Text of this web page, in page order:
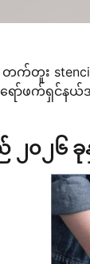
က်တူး stencil
ဒီပရော်ဖက်ရှ
၂၀၂၆